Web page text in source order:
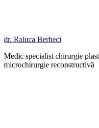
dr. Raluca Berheci
Medic specialist chirurgie
microchirurgie reconstructivă